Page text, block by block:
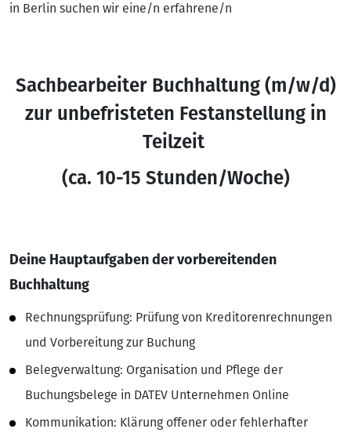
in Berlin suchen wir eine/n erfahrene/n
Sachbearbeiter Buchhaltung (m/w/d)
zur unbefristeten Festanstellung in
Teilzeit
(ca. 10-15 Stunden/Woche)
Deine Hauptaufgaben der vorbereitenden
Buchhaltung
Rechnungsprüfung: Prüfung von Kreditorenrechnungen
und Vorbereitung zur Buchung
Belegverwaltung: Organisation und Pflege der
Buchungsbelege in DATEV Unternehmen Online
Kommunikation: Klärung offener oder fehlerhafter